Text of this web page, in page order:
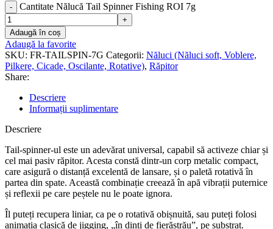
Cantitate Nălucă Tail Spinner Fishing ROI 7g
Adaugă în coș
Adaugă la favorite
SKU: FR-TAILSPIN-7G Categorii: Năluci (Năluci soft, Voblere,
Pilkere, Cicade, Oscilante, Rotative), Răpitor
Share:
Descriere
Informații suplimentare
Descriere
Tail-spinner-ul este un adevărat universal, capabil să activeze chiar și
cel mai pasiv răpitor. Acesta constă dintr-un corp metalic compact,
care asigură o distanță excelentă de lansare, și o paletă rotativă în
partea din spate. Această combinație creează în apă vibrații puternice
și reflexii pe care peștele nu le poate ignora.
Îl puteți recupera liniar, ca pe o rotativă obișnuită, sau puteți folosi
animația clasică de jigging, „în dinți de fierăstrău”, pe substrat.